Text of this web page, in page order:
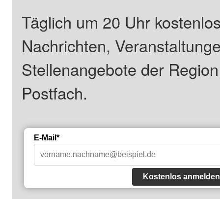
Täglich um 20 Uhr
Nachrichten,
Stellenangebote der
Postfach.
E-Mail*
Kostenlos anmelden